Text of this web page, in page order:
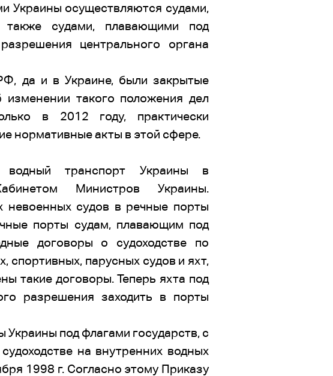
Украины осуществляются судами,
судами, плавающими под
центрального органа
да и в Украине, были закрытые
такого положения дел
в 2012 году, практически
нормативные акты в этой сфере.
водный транспорт Украины в
Министров Украины.
невоенных судов в речные порты
порты судам, плавающим под
договоры о судоходстве по
спортивных, парусных судов и яхт,
такие договоры. Теперь яхта под
разрешения заходить в порты
Украины под флагами государств, с
на внутренних водных
1998 г. Согласно этому Приказу